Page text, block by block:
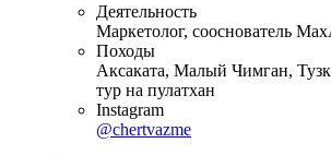
Деятельность
Маркетолог, сооснователь
Походы
Аксаката, Малый Чимган,
тур на пулатхан
Instagram
@chertvazme